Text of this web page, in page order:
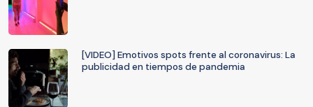
[VIDEO] Emotivos spots frente al coronavirus: La
publicidad en tiempos de pandemia